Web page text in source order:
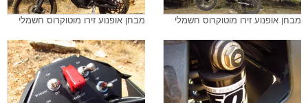
מבחן אופנוע זירו מוטוקרוס חשמלי מבחן אופנוע זירו מוטוקרוס חשמלי